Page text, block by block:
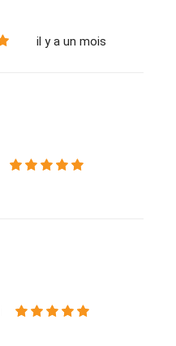
il y a un mois